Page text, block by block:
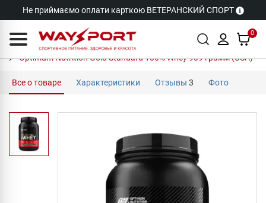
Не приймаємо оплати карткою ВЕТЕРАНСКИЙ СПОРТ
0
Optimum Nutrition Gold Standard 100% Whey 909 грамм (USA)
Все о товаре Характеристики Отзывы 3 Фото